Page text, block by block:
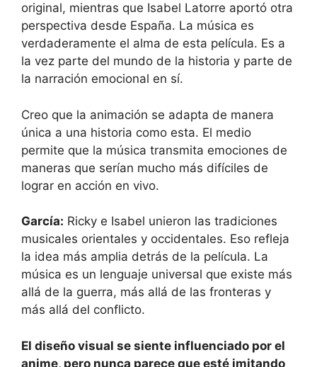
original, mientras que Isabel Latorre aportó otra
perspectiva desde España. La música es
verdaderamente el alma de esta película. Es a
la vez parte del mundo de la historia y parte de
la narración emocional en sí.
Creo que la animación se adapta de manera
única a una historia como esta. El medio
permite que la música transmita emociones de
maneras que serían mucho más difíciles de
lograr en acción en vivo.
García: Ricky e Isabel unieron las tradiciones
musicales orientales y occidentales. Eso refleja
la idea más amplia detrás de la película. La
música es un lenguaje universal que existe más
allá de la guerra, más allá de las fronteras y
más allá del conflicto.
El diseño visual se siente influenciado por el
anime, pero nunca parece que esté imitando